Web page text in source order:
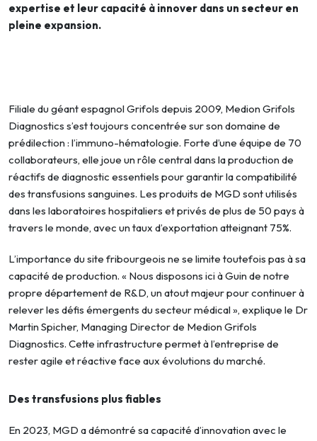
expertise et leur capacité à innover dans un secteur en
pleine expansion.
Filiale du géant espagnol Grifols depuis 2009, Medion Grifols
Diagnostics s’est toujours concentrée sur son domaine de
prédilection : l’immuno-hématologie. Forte d’une équipe de 70
collaborateurs, elle joue un rôle central dans la production de
réactifs de diagnostic essentiels pour garantir la compatibilité
des transfusions sanguines. Les produits de MGD sont utilisés
dans les laboratoires hospitaliers et privés de plus de 50 pays à
travers le monde, avec un taux d’exportation atteignant 75%.
L’importance du site fribourgeois ne se limite toutefois pas à sa
capacité de production. « Nous disposons ici à Guin de notre
propre département de R&D, un atout majeur pour continuer à
relever les défis émergents du secteur médical », explique le Dr
Martin Spicher, Managing Director de Medion Grifols
Diagnostics. Cette infrastructure permet à l’entreprise de
rester agile et réactive face aux évolutions du marché.
Des transfusions plus fiables
En 2023, MGD a démontré sa capacité d’innovation avec le